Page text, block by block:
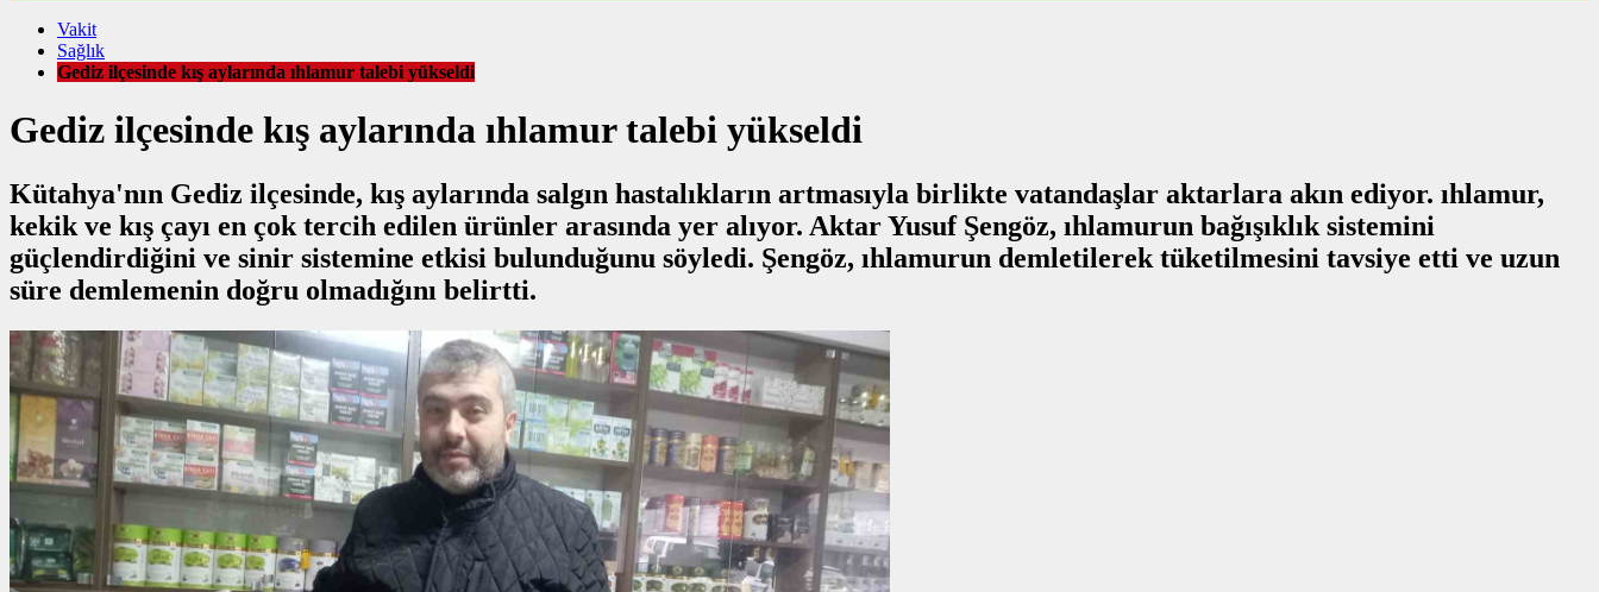
Vakit
Sağlık
Gediz ilçesinde kış aylarında ıhlamur talebi yükseldi
Gediz ilçesinde kış aylarında ıhlamur talebi yükseldi
Kütahya'nın Gediz ilçesinde, kış aylarında salgın hastalıkların artmasıyla birlikte vatandaşlar aktarlara akın ediyor. ıhlamur,
kekik ve kış çayı en çok tercih edilen ürünler arasında yer alıyor. Aktar Yusuf Şengöz, ıhlamurun bağışıklık sistemini
güçlendirdiğini ve sinir sistemine etkisi bulunduğunu söyledi. Şengöz, ıhlamurun demletilerek tüketilmesini tavsiye etti ve uzun
süre demlemenin doğru olmadığını belirtti.